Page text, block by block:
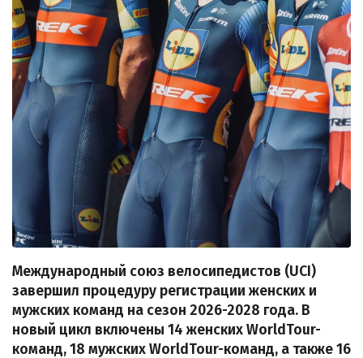
Международный союз велосипедистов (UCI)
завершил процедуру регистрации женских и
мужских команд на сезон 2026-2028 года. В
новый цикл включены 14 женских WorldTour-
команд, 18 мужских WorldTour-команд, а также 16